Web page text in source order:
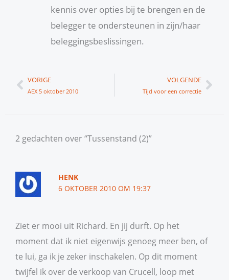
kennis over opties bij te brengen en de
belegger te ondersteunen in zijn/haar
beleggingsbeslissingen.
Vorige
VORIGE
AEX 5 oktober 2010
VOLGENDE
Tijd voor een correctie
2 gedachten over “Tussenstand (2)”
HENK
6 OKTOBER 2010 OM 19:37
Ziet er mooi uit Richard. En jij durft. Op het
moment dat ik niet eigenwijs genoeg meer ben, of
te lui, ga ik je zeker inschakelen. Op dit moment
twijfel ik over de verkoop van Crucell, loop met